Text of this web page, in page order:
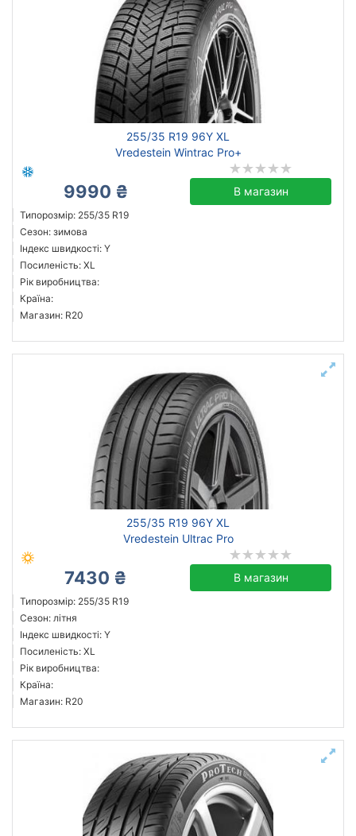
255/35 R19 96Y XL
Vredestein Wintrac Pro+
9990 ₴ В магазин
Типорозмір: 255/35 R19
Сезон: зимова
Індекс швидкості: Y
Посиленість: XL
Рік виробництва:
Країна:
Магазин: R20
255/35 R19 96Y XL
Vredestein Ultrac Pro
7430 ₴ В магазин
Типорозмір: 255/35 R19
Сезон: літня
Індекс швидкості: Y
Посиленість: XL
Рік виробництва:
Країна:
Магазин: R20